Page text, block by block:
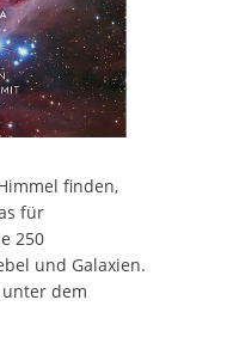
finden,
für
250
und Galaxien.
dem